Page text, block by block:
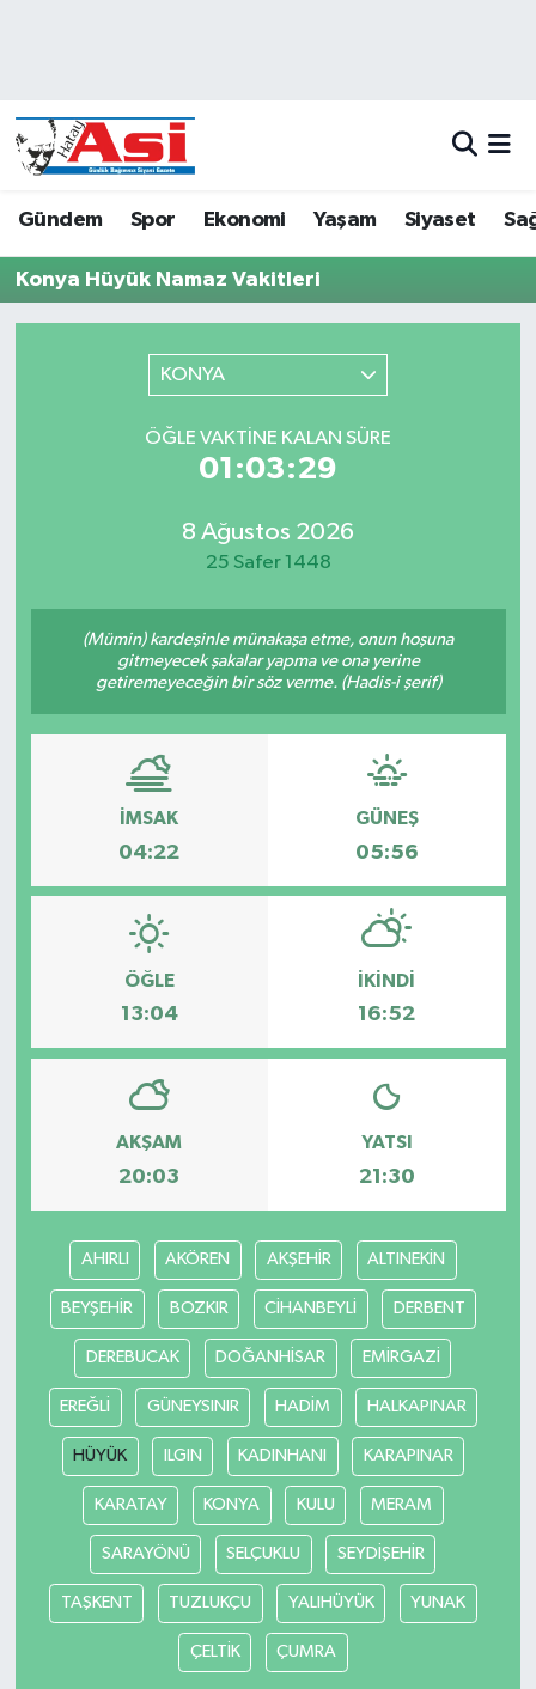
Gündem Spor Ekonomi Yaşam Siyaset
Konya Hüyük Namaz Vakitleri
KONYA
ÖĞLE VAKTINE KALAN SÜRE
01:03:29
8 Ağustos 2026
25 Safer 1448
(Mümin) kardeşinle münakaşa etme, onun hoşuna
gitmeyecek şakalar yapma ve ona yerine
getiremeyeceğin bir söz verme. (Hadis-i şerif)
İMSAK
04:22
GÜNEŞ
05:56
ÖĞLE
13:04
İKINDI
16:52
AKŞAM
20:03
YATSI
21:30
AHIRLI AKÖREN AKŞEHİR ALTINEKİN
BEYŞEHİR BOZKIR CİHANBEYLİ DERBENT
DEREBUCAK DOĞANHİSAR EMİRGAZİ
EREĞLİ GÜNEYSINIR HADİM HALKAPINAR
HÜYÜK ILGIN KADINHANI KARAPINAR
KARATAY KONYA KULU MERAM
SARAYÖNÜ SELÇUKLU SEYDİŞEHİR
TAŞKENT TUZLUKÇU YALIHÜYÜK YUNAK
ÇELTİK ÇUMRA
Dünya
Eğitim
Ekonomi
Magazin
Teknoloji
Trafik Durumu
Süper Lig Puan Durumu ve Fikstür
Tüm Manşetler
Haber Arşivi